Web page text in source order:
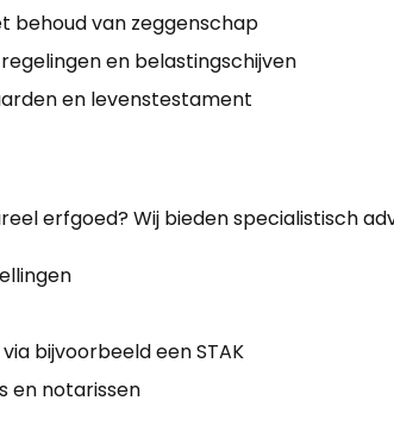
behoud van zeggenschap
en belastingschijven
en levenstestament
erfgoed? Wij bieden specialistisch
bijvoorbeeld een STAK
en notarissen